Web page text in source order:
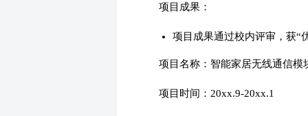
项目成果：
项目成果通过校内评审，获“
项目名称：智能家居无线通信模
项目时间：20xx.9-20xx.1